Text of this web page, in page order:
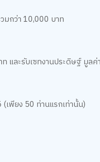
มกว่า 10,000 บาท
ละรับเซทงานประดิษฐ์ มูล
พียง 50 ท่านแรกเท่านั้น)